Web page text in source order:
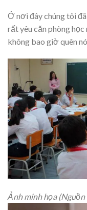
Ở nơi đây chúng tôi
rất yêu căn phòng học
không bao giờ quên
Ảnh minh họa